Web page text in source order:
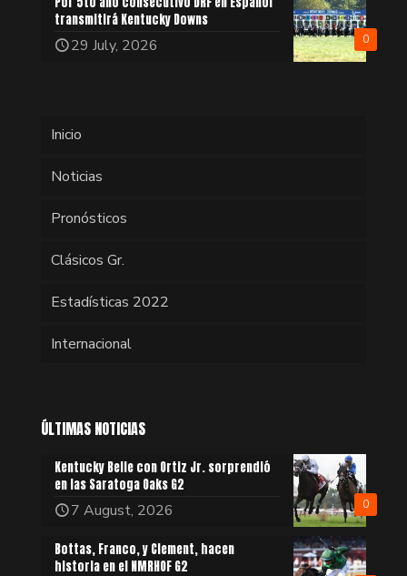
0
transmitirá Kentucky Downs
29 July, 2026
Inicio
Noticias
Pronósticos
Clásicos Gr.
Estadísticas 2022
Internacional
ÚLTIMAS NOTICIAS
0
Kentucky Belle con Ortiz Jr. sorprendió
en las Saratoga Oaks G2
7 August, 2026
Bottas, Franco, y Clement, hacen
historia en el NMRHOF G2